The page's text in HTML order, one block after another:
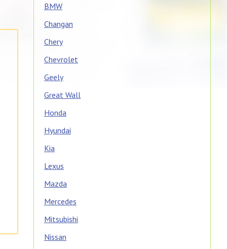
BMW
Changan
Chery
Chevrolet
Geely
Great Wall
Honda
Hyundai
Kia
Lexus
Mazda
Mercedes
Mitsubishi
Nissan